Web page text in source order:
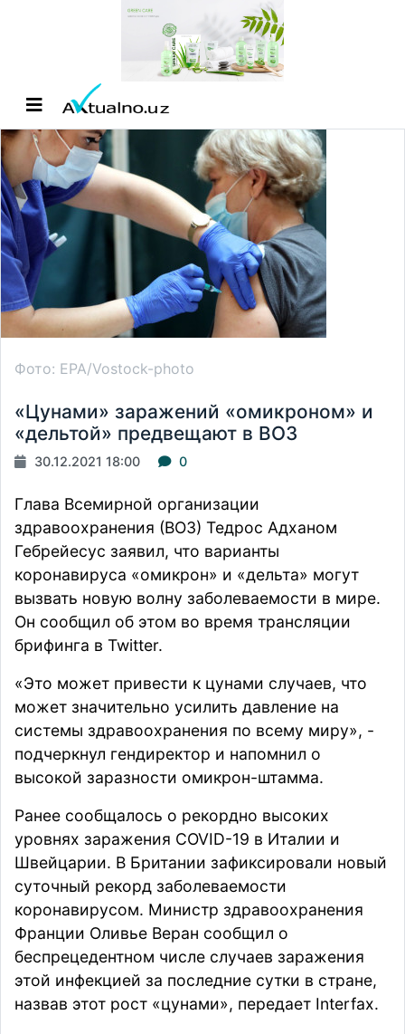
Фото: EPA/Vostock-photo
«Цунами» заражений «омикроном» и
«дельтой» предвещают в ВОЗ
30.12.2021 18:00 0
Глава Всемирной организации
здравоохранения (ВОЗ) Тедрос Адханом
Гебрейесус заявил, что варианты
коронавируса «омикрон» и «дельта» могут
вызвать новую волну заболеваемости в мире.
Он сообщил об этом во время трансляции
брифинга в Twitter.
«Это может привести к цунами случаев, что
может значительно усилить давление на
системы здравоохранения по всему миру», -
подчеркнул гендиректор и напомнил о
высокой заразности омикрон-штамма.
Ранее сообщалось о рекордно высоких
уровнях заражения COVID-19 в Италии и
Швейцарии. В Британии зафиксировали новый
суточный рекорд заболеваемости
коронавирусом. Министр здравоохранения
Франции Оливье Веран сообщил о
беспрецедентном числе случаев заражения
этой инфекцией за последние сутки в стране,
назвав этот рост «цунами», передает Interfax.